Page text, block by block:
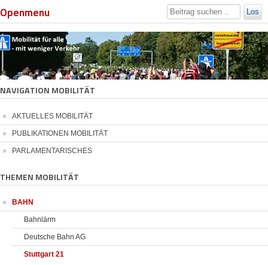
Openmenu Los
NAVIGATION MOBILITÄT
AKTUELLES MOBILITÄT
PUBLIKATIONEN MOBILITÄT
PARLAMENTARISCHES
THEMEN MOBILITÄT
BAHN
Bahnlärm
Deutsche Bahn AG
Stuttgart 21